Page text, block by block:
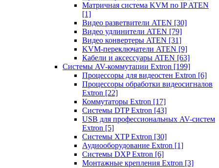
Матричная система KVM по IP ATEN
[1]
Видео разветвители ATEN [30]
Видео удлинители ATEN [79]
Видео конвертеры ATEN [31]
KVM-переключатели ATEN [9]
Кабели и аксессуары ATEN [63]
Системы AV-коммутации Extron [199]
Процессоры для видеостен Extron [6]
Процессоры обработки видеосигналов
Extron [22]
Коммутаторы Extron [17]
Системы DTP Extron [43]
USB для профессиональных AV-систем
Extron [5]
Системы XTP Extron [30]
Аудиооборудование Extron [1]
Системы DXP Extron [6]
Монтажные крепления Extron [3]